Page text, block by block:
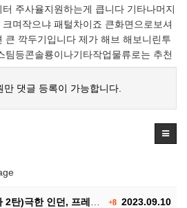
주사율지원하는게 큽니다 기타나머지
크며작으냐 패털차이죠 큰화면으로보셔
큰 깍두기입니다 제가 해브 해보니린투
팀등콘솔룡이나기타작업물류로는 추천
만 댓글 등록이 가능합니다.
+82023.09.10
한 인던, 프레야 인던,…